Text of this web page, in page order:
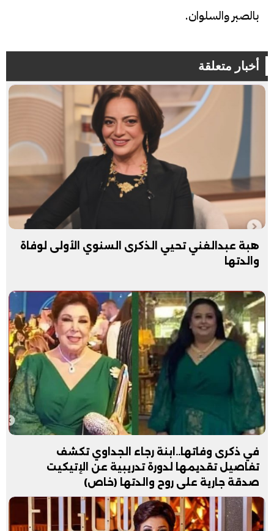
بالصبر والسلوان.
أخبار متعلقة
هبة عبدالغني تحيي الذكرى السنوي الأولى لوفاة
والدتها
في ذكرى وفاتها..ابنة رجاء الجداوي تكشف
تفاصيل تقديمها لدورة تدريبية عن الإتيكيت
صدقة جارية على روح والدتها (خاص)